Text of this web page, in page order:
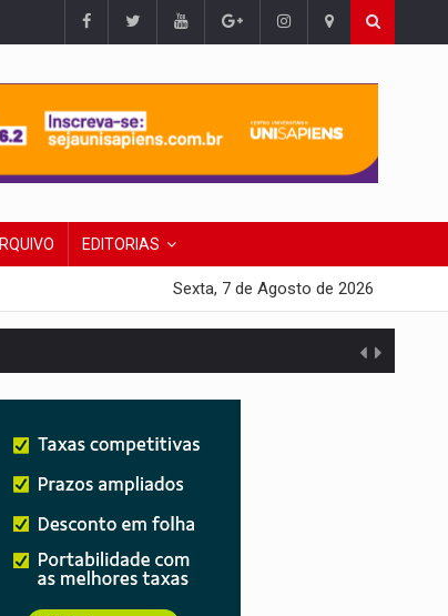
EDITORIAS
Sexta, 7 de Agosto de 2026